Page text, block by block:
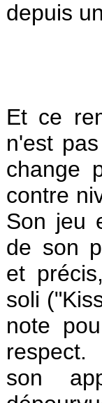
Et ce
n'est
change
contre
Son jeu
de son
et
soli
note
respect.
son